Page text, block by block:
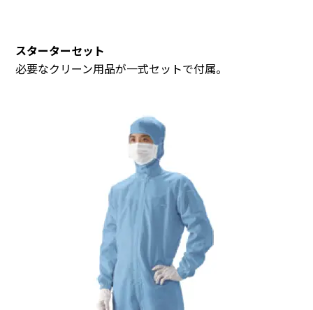
スターターセット
必要なクリーン用品が一式セットで付属。